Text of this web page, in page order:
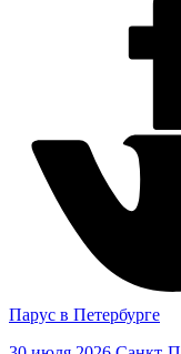
Парус в Петербурге